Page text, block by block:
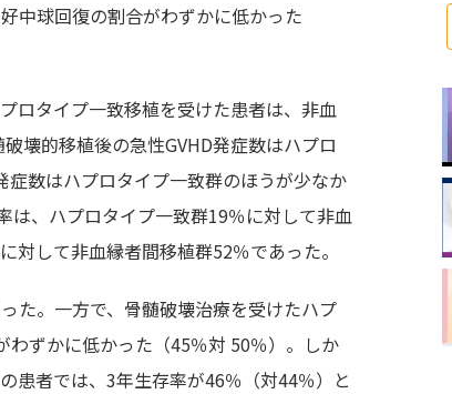
中球回復の割合がわずかに低かった
ロタイプ一致移植を受けた患者は、非血
壊的移植後の急性GVHD発症数はハプロ
数はハプロタイプ一致群のほうが少なか
は、ハプロタイプ一致群19％に対して非血
して非血縁者間移植群52％であった。
た。一方で、骨髄破壊治療を受けたハプ
ずかに低かった（45％対 50％）。しか
患者では、3年生存率が46％（対44％）と